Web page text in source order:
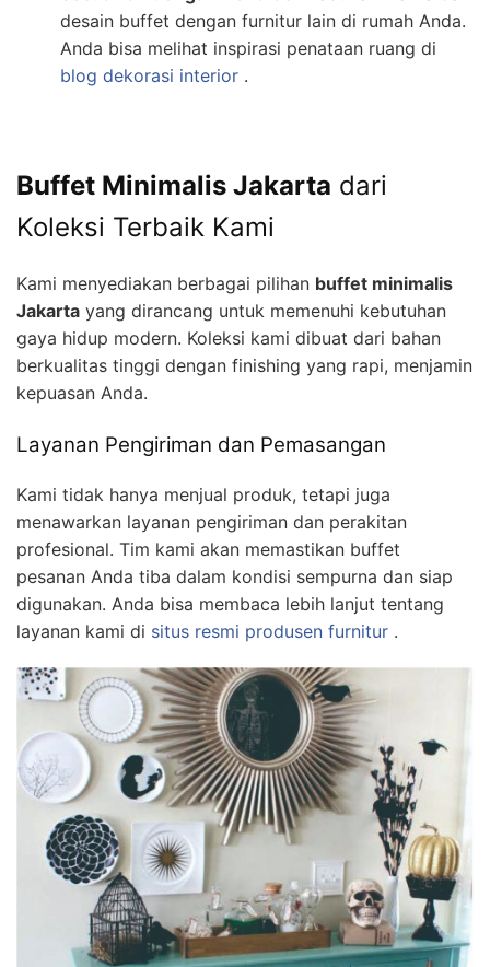
desain buffet dengan furnitur lain di rumah Anda.
Anda bisa melihat inspirasi penataan ruang di
blog dekorasi interior .
Buffet Minimalis Jakarta dari
Koleksi Terbaik Kami
Kami menyediakan berbagai pilihan buffet minimalis
Jakarta yang dirancang untuk memenuhi kebutuhan
gaya hidup modern. Koleksi kami dibuat dari bahan
berkualitas tinggi dengan finishing yang rapi, menjamin
kepuasan Anda.
Layanan Pengiriman dan Pemasangan
Kami tidak hanya menjual produk, tetapi juga
menawarkan layanan pengiriman dan perakitan
profesional. Tim kami akan memastikan buffet
pesanan Anda tiba dalam kondisi sempurna dan siap
digunakan. Anda bisa membaca lebih lanjut tentang
layanan kami di situs resmi produsen furnitur .